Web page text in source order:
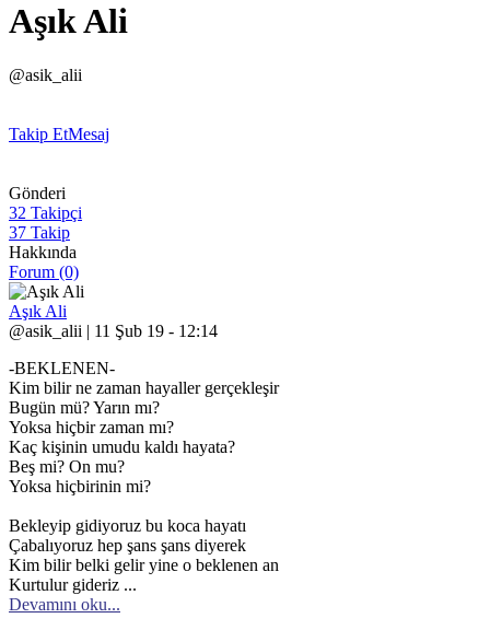
Aşık Ali
@asik_alii
Takip EtMesaj
Gönderi
32 Takipçi
37 Takip
Hakkında
Forum (0)
Aşık Ali
@asik_alii | 11 Şub 19 - 12:14
-BEKLENEN-
Kim bilir ne zaman hayaller gerçekleşir
Bugün mü? Yarın mı?
Yoksa hiçbir zaman mı?
Kaç kişinin umudu kaldı hayata?
Beş mi? On mu?
Yoksa hiçbirinin mi?
Bekleyip gidiyoruz bu koca hayatı
Çabalıyoruz hep şans şans diyerek
Kim bilir belki gelir yine o beklenen an
Kurtulur gideriz ...
Devamını oku...